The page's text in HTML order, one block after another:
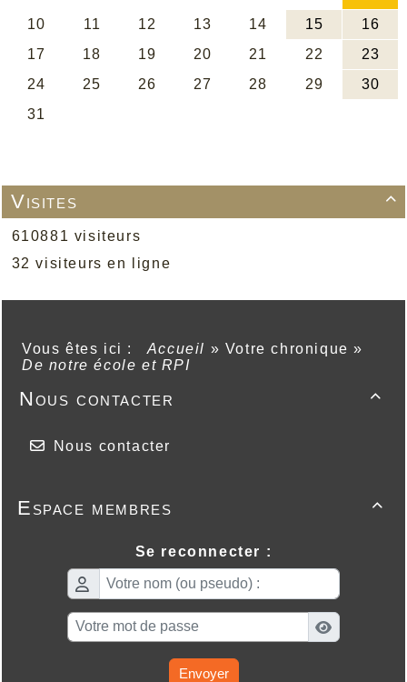

Visites
610881 visiteurs
32 visiteurs en ligne
Vous êtes ici : Accueil » Votre chronique »
De notre école et RPI

Nous contacter
Nous contacter

Espace membres
Se reconnecter :
Envoyer